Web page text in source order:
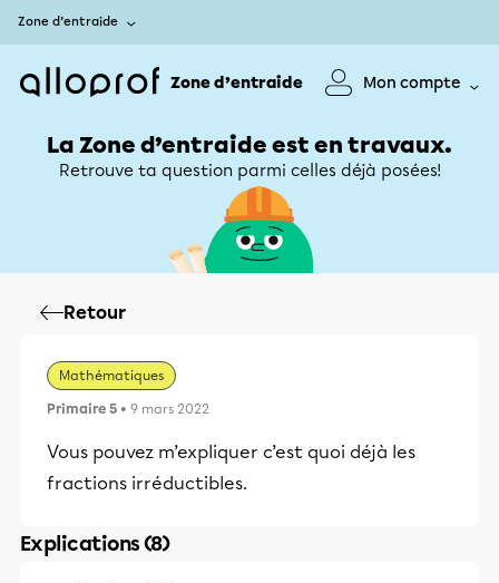
Zone d’entraide
Zone d’entraide Mon compte
La Zone d’entraide est en travaux.
Retrouve ta question parmi celles déjà posées!
Retour
Mathématiques
Primaire 5 • 9 mars 2022
Vous pouvez m’expliquer c’est quoi déjà les
fractions irréductibles.
Explications (8)